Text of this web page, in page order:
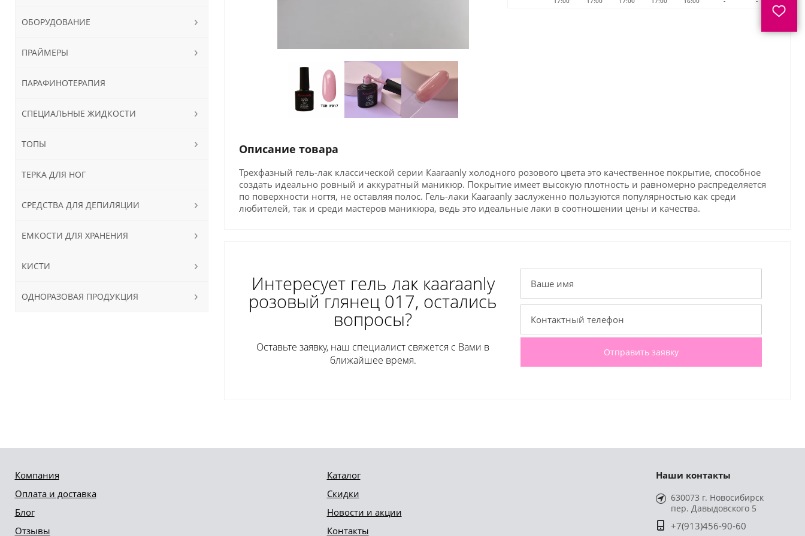
Описание товара
Трехфазный гель-лак классической серии Кaaraanly холодного розового цвета это качественное покрытие, способное
создать идеально ровный и аккуратный маникюр. Покрытие имеет высокую плотность и равномерно распределяется
по поверхности ногтя, не оставляя полос. Гель-лаки Кaaraanly заслуженно пользуются популярностью как среди
любителей, так и среди мастеров маникюра, ведь это идеальные лаки в соотношении цены и качества.
Интересует гель лак кaaraanly
розовый глянец 017, остались
вопросы?
Оставьте заявку, наш специалист свяжется с Вами в
ближайшее время.
Отправить заявку
ОБОРУДОВАНИЕ
ПРАЙМЕРЫ
ПАРАФИНОТЕРАПИЯ
СПЕЦИАЛЬНЫЕ ЖИДКОСТИ
ТОПЫ
ТЕРКА ДЛЯ НОГ
СРЕДСТВА ДЛЯ ДЕПИЛЯЦИИ
ЕМКОСТИ ДЛЯ ХРАНЕНИЯ
КИСТИ
ОДНОРАЗОВАЯ ПРОДУКЦИЯ
Компания
Оплата и доставка
Блог
Отзывы
Каталог
Скидки
Новости и акции
Контакты
Наши контакты
630073 г. Новосибирск
пер. Давыдовского 5
+7(913)456-90-60